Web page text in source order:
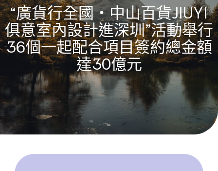
“廣貨行全國・中山百貨JIUYI
俱意室內設計進深圳”活動舉行
36個一起配合項目簽約總金額
達30億元